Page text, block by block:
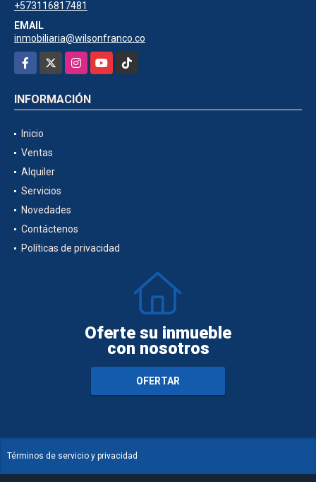
+573116817481
EMAIL
inmobiliaria@wilsonfranco.co
Facebook
InstagramYouTubeTikTok
INFORMACIÓN
Inicio
Ventas
Alquiler
Servicios
Novedades
Contáctenos
Políticas de privacidad
Oferte su inmueble
con nosotros
OFERTAR
Términos de servicio y privacidad